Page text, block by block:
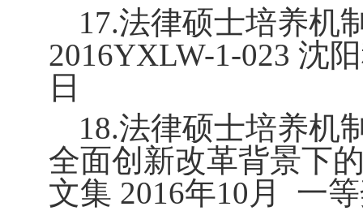
17.法律硕士培养机
2016YXLW-1-023 沈
日
18.法律硕士培养机
全面创新改革背景下
文集 2016年10 月
一